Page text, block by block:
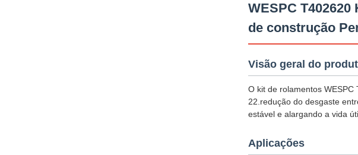
WESPC
de construção
Visão geral do
O kit de rolamentos WESPC
22.redução do desgaste
estável e alargando a vida
Aplicações